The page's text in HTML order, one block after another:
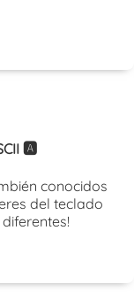
🅰️
conocidos
del teclado